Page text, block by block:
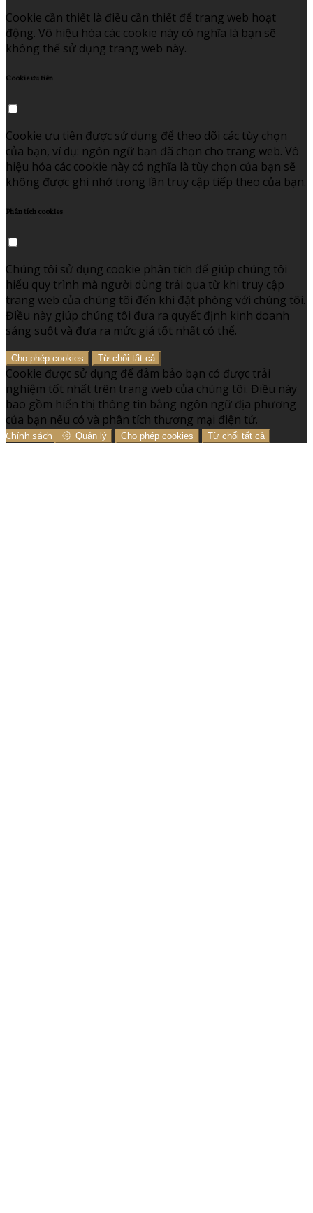
Cookie cần thiết là điều cần thiết để trang web hoạt
động. Vô hiệu hóa các cookie này có nghĩa là bạn sẽ
không thể sử dụng trang web này.
Cookie ưu tiên
Cookie ưu tiên được sử dụng để theo dõi các tùy chọn
của bạn, ví dụ: ngôn ngữ bạn đã chọn cho trang web. Vô
hiệu hóa các cookie này có nghĩa là tùy chọn của bạn sẽ
không được ghi nhớ trong lần truy cập tiếp theo của bạn.
Phân tích cookies
Chúng tôi sử dụng cookie phân tích để giúp chúng tôi
hiểu quy trình mà người dùng trải qua từ khi truy cập
trang web của chúng tôi đến khi đặt phòng với chúng tôi.
Điều này giúp chúng tôi đưa ra quyết định kinh doanh
sáng suốt và đưa ra mức giá tốt nhất có thể.
Cho phép cookies Từ chối tất cả
Cookie được sử dụng để đảm bảo bạn có được trải
nghiệm tốt nhất trên trang web của chúng tôi. Điều này
bao gồm hiển thị thông tin bằng ngôn ngữ địa phương
của bạn nếu có và phân tích thương mại điện tử.
Chính sách Quản lý Cho phép cookies Từ chối tất cả